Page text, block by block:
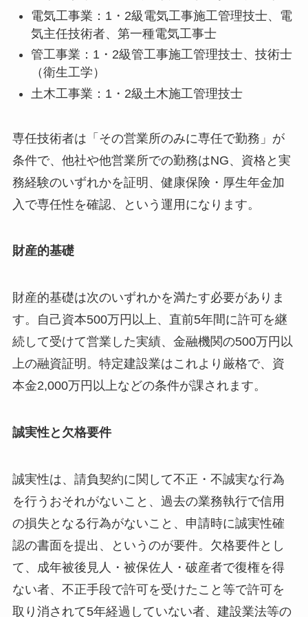
電気工事業：1・2級電気工事施工管理技士、電
気主任技術者、第一種電気工事士
管工事業：1・2級管工事施工管理技士、技術士
（衛生工学）
土木工事業：1・2級土木施工管理技士
専任技術者は「その営業所のみに専任で勤務」が
条件で、他社や他営業所での勤務はNG、資格と実
務経験のいずれかを証明、健康保険・厚生年金加
入で専任性を確認、という運用になります。
財産的基礎
財産的基礎は次のいずれかを満たす必要がありま
す。自己資本500万円以上、直前5年間に許可を継
続して受けて営業した実績、金融機関の500万円以
上の融資証明。特定建設業はこれより厳格で、資
本金2,000万円以上などの条件が課されます。
誠実性と欠格要件
誠実性は、請負契約に関して不正・不誠実な行為
を行うおそれがないこと、過去の業務執行で信用
の損失となる行為がないこと、申請時に誠実性確
認の書面を提出、というのが要件。欠格要件とし
て、成年被後見人・被保佐人・破産者で復権を得
ない者、不正手段で許可を受けたこと等で許可を
取り消されて5年経過していない者、建設業法等の